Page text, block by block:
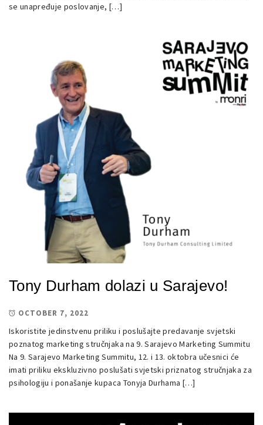
se unapređuje poslovanje, […]
Tony Durham dolazi u Sarajevo!
OCTOBER 7, 2022
Iskoristite jedinstvenu priliku i poslušajte predavanje svjetski
poznatog marketing stručnjaka na 9. Sarajevo Marketing Summitu
Na 9. Sarajevo Marketing Summitu, 12. i 13. oktobra učesnici će
imati priliku ekskluzivno poslušati svjetski priznatog stručnjaka za
psihologiju i ponašanje kupaca Tonyja Durhama […]